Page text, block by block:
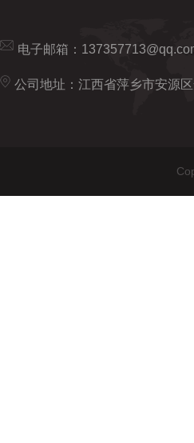
电子邮箱：
公司地址：江西省萍乡市安源